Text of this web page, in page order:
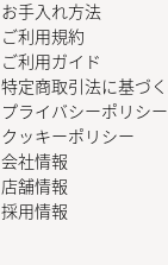
お手入れ方法
ご利用規約
ご利用ガイド
特定商取引法に基づ
プライバシーポリシー
クッキーポリシー
会社情報
店舗情報
採用情報